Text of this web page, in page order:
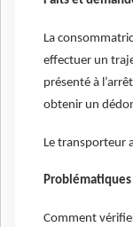
La
effectuer un
présenté à
obtenir un
Le transporteur
Problématiques
Comment